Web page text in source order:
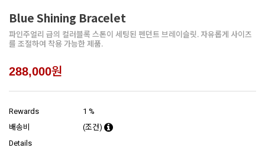
Blue Shining Bracelet
파인주얼리 급의 컬러블록 스톤이 세팅된 펜던트 브레이슬릿. 자유롭게 사이즈
를 조절하여 착용 가능한 제품.
288,000원
Rewards
1 %
배송비
(조건)
Details